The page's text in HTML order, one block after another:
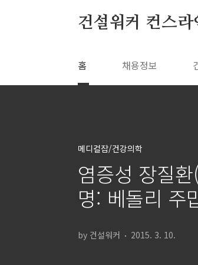
건설워커 컨스라
홈 채용정보
메디컬잡/건강의학
염증성 장질
명: 베돌리 주
by 건설워커 2015. 3. 10.